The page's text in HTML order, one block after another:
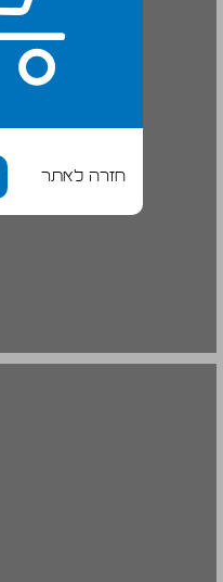
חזרה לאתר